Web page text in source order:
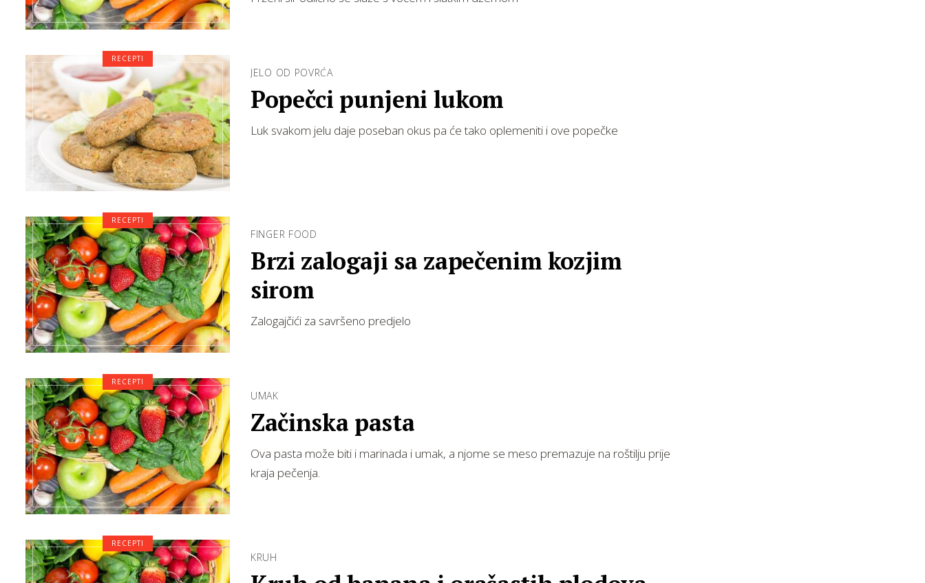
JELO OD POVRĆA
Popečci punjeni lukom
Luk svakom jelu daje poseban okus pa će tako oplemeniti i ove popečke
RECEPTI
FINGER FOOD
Brzi zalogaji sa zapečenim kozjim
sirom
Zalogajčići za savršeno predjelo
RECEPTI
UMAK
Začinska pasta
Ova pasta može biti i marinada i umak, a njome se meso premazuje na roštilju prije
kraja pečenja.
RECEPTI
KRUH
RECEPTI